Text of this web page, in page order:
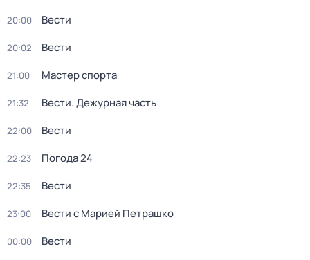
20:00 Вести
20:02 Вести
21:00 Мастер спорта
21:32 Вести. Дежурная часть
22:00 Вести
22:23 Погода 24
22:35 Вести
23:00 Вести с Марией Петрашко
00:00 Вести